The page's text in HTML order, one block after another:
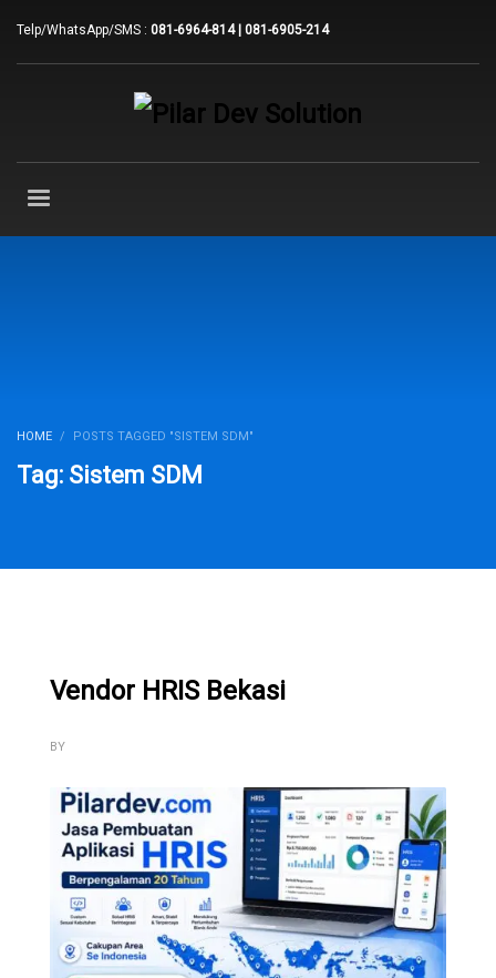
Telp/WhatsApp/SMS : 081-6964-814 | 081-6905-214
HOME POSTS TAGGED "SISTEM SDM"
Tag: Sistem SDM
Vendor HRIS Bekasi
BY